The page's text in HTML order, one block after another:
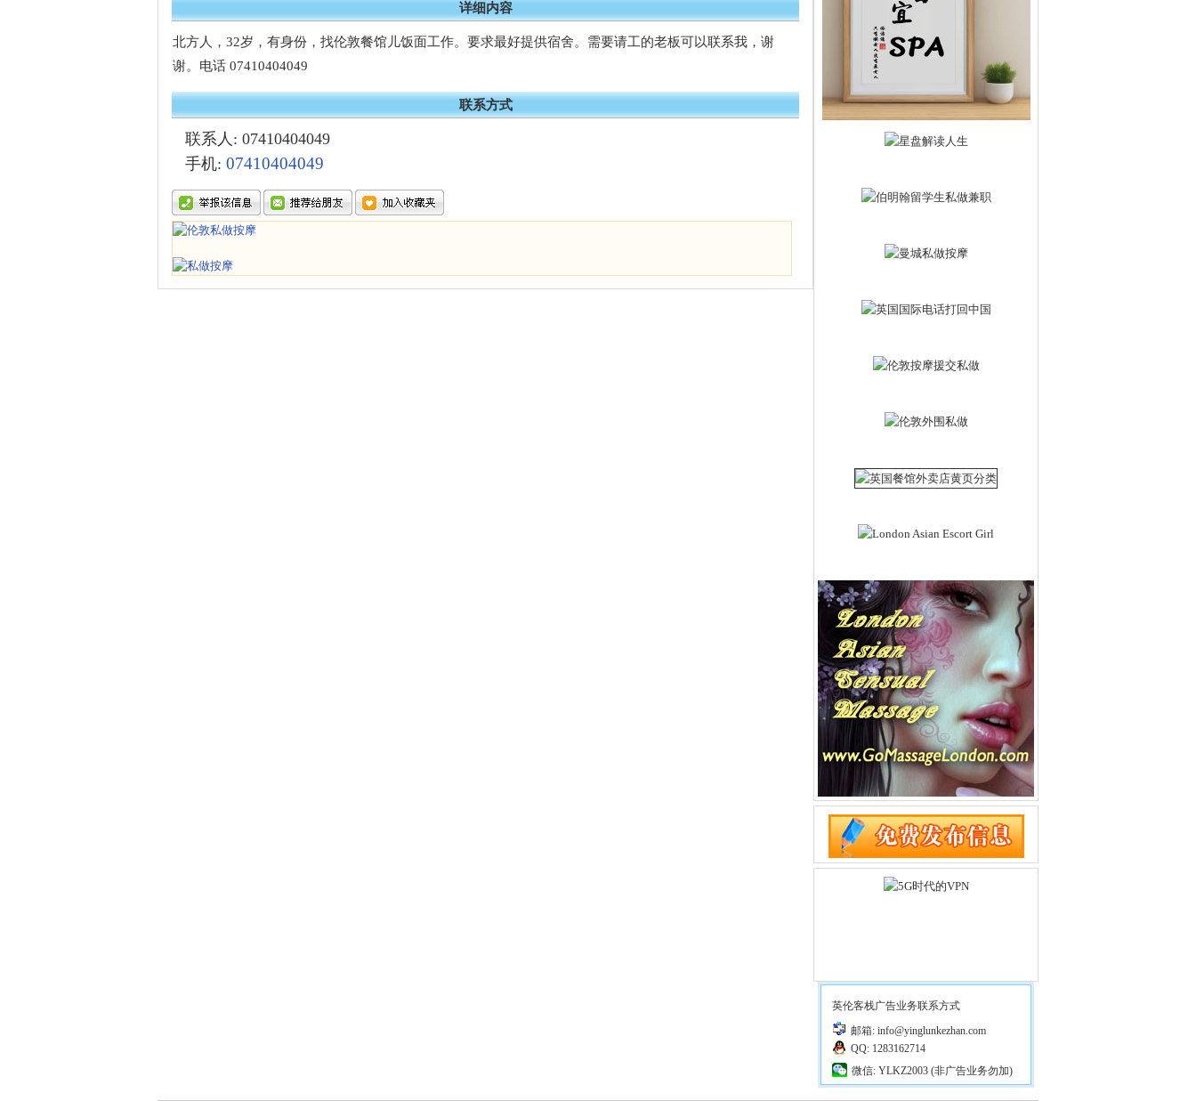
详细内容
北方人，32岁，有身份，找伦敦餐馆儿饭面工作。要求最好提供宿舍。需要请工的老板可以联系我，谢
谢。电话 07410404049
联系方式
联系人: 07410404049
手机: 07410404049
英伦客栈广告业务联系方式
邮箱: info@yinglunkezhan.com
QQ: 1283162714
微信: YLKZ2003 (非广告业务勿加)